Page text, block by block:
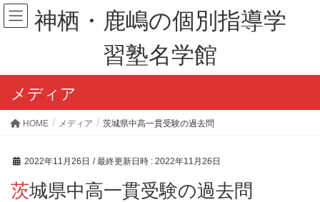
神栖・鹿嶋の個別指導学
習塾名学館
メディア
HOME メディア 茨城県中高一貫受験の過去問
2022年11月26日 / 最終更新日時 : 2022年11月26日
茨城県中高一貫受験の過去問